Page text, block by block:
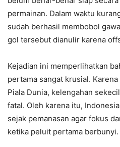
permainan. Dalam waktu
sudah berhasil membobol
gol tersebut dianulir karena
Kejadian ini memperlihatkan
pertama sangat krusial.
Piala Dunia, kelengahan
fatal. Oleh karena itu,
sejak pemanasan agar fokus
ketika peluit pertama berbunyi.